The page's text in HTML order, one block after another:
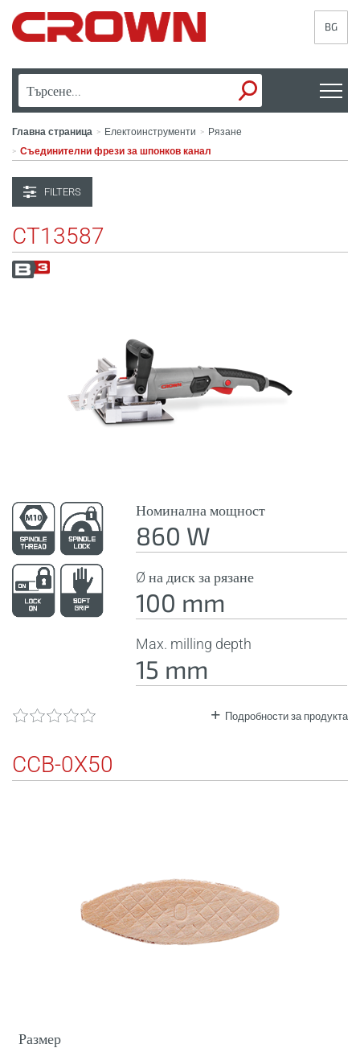
BG
Главна страница > Електоинструменти > Рязане
> Съединителни фрези за шпонков канал
FILTERS
CT13587
Номинална мощност
860 W
Ø на диск за рязане
100 mm
Max. milling depth
15 mm
Подробности за продукта
CCB-0X50
Размер